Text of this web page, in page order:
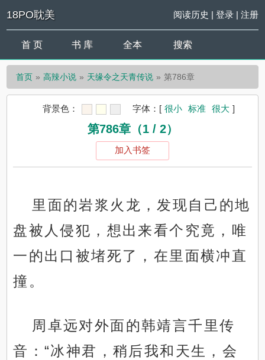
18PO耽美 阅读历史 | 登录| 注册
首 页 书 库 全本 搜索
首页 高辣小说 天缘令之天青传说 第786章
背景色： 字体： [ 很小 标准 很大 ]
第786章（1 / 2）
加入书签
里面的岩浆火龙，发现自己的地
盘被人侵犯，想出来看个究竟，唯
一的出口被堵死了，在里面横冲直
撞。
周卓远对外面的韩靖言千里传
音：“冰神君，稍后我和天生，会